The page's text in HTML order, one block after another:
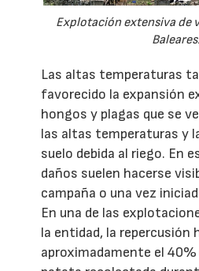
Explotación extensiva de
Baleares.
Las altas temperaturas
favorecido la expansión
hongos y plagas que se
las altas temperaturas y
suelo debida al riego. En
daños suelen hacerse
campaña o una vez
En una de las
la entidad, la repercusión
aproximadamente el 40%